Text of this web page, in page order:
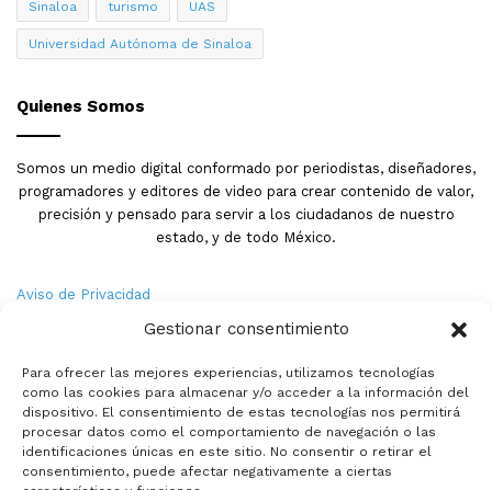
Gestionar consentimiento
Para ofrecer las mejores experiencias, utilizamos tecnologías
como las cookies para almacenar y/o acceder a la información del
dispositivo. El consentimiento de estas tecnologías nos permitirá
procesar datos como el comportamiento de navegación o las
identificaciones únicas en este sitio. No consentir o retirar el
consentimiento, puede afectar negativamente a ciertas
Sinaloa turismo UAS
Universidad Autónoma de Sinaloa
Quienes Somos
Somos un medio digital conformado por periodistas, diseñadores,
programadores y editores de video para crear contenido de valor,
precisión y pensado para servir a los ciudadanos de nuestro
estado, y de todo México.
Aviso de Privacidad
Términos y Condiciones
Política de Cookies